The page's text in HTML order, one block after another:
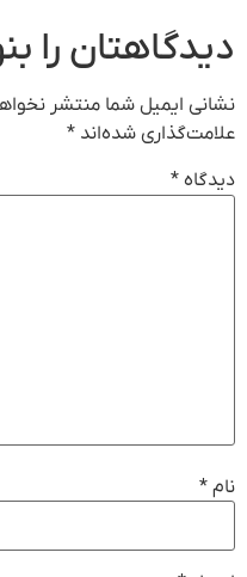
دیدگاهتان را
نشانی ایمیل شما منتشر
علامت‌گذاری شده‌اند *
دیدگاه *
نام *